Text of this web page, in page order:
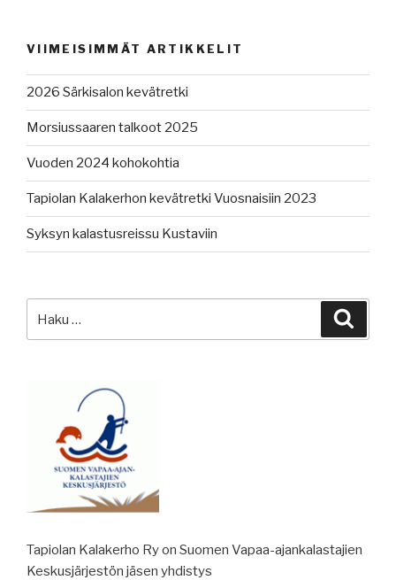
VIIMEISIMMÄT ARTIKKELIT
2026 Särkisalon kevätretki
Morsiussaaren talkoot 2025
Vuoden 2024 kohokohtia
Tapiolan Kalakerhon kevätretki Vuosnaisiin 2023
Syksyn kalastusreissu Kustaviin
Tapiolan Kalakerho Ry on Suomen Vapaa-ajankalastajien
Keskusjärjestön jäsen yhdistys